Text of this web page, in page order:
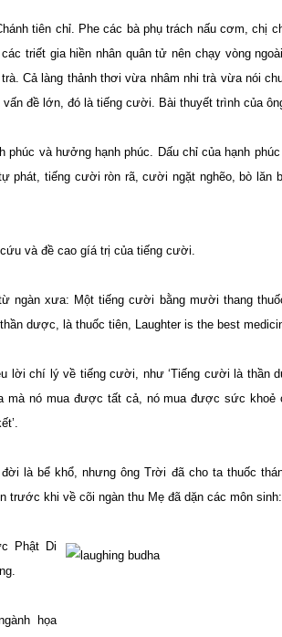
tiên chỉ. Phe các bà phụ trách nấu cơm, chị
triết gia hiền nhân quân tử nên chạy vòng
Cả làng thảnh thơi vừa nhâm nhi trà vừa nói
đề lớn, đó là tiếng cười. Bài thuyết trình của
phúc và hưởng hạnh phúc. Dấu chỉ của hạnh
phát, tiếng cười ròn rã, cười ngặt nghẽo, bò lăn
và đề cao gíá trị của tiếng cười.
ngàn xưa: Một tiếng cười bằng mười thang
dược, là thuốc tiên, Laughter is the best
lời chí lý về tiếng cười, như ‘Tiếng cười là thần
mà nó mua được tất cả, nó mua được sức
là bể khổ, nhưng ông Trời đã cho ta thuốc
trước khi về cõi ngàn thu Mẹ đã dặn các môn
Phật Di
họa